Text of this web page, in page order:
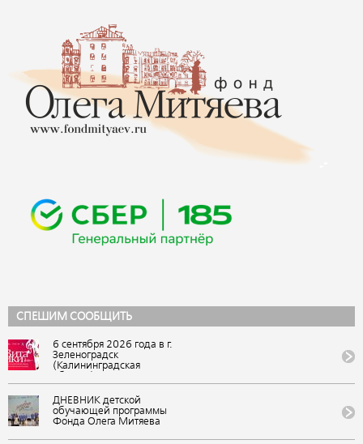
СПЕШИМ СООБЩИТЬ
6 сентября 2026 года в г.
Зеленоградск
(Калининградская
Всероссийский
фестиваль авторской
песни и поэзии
«ВитаЛики». Событие
представляет Фонд Олега
Митяева в рамках
ДНЕВНИК детской
обучающей программы
Фонда Олега Митяева